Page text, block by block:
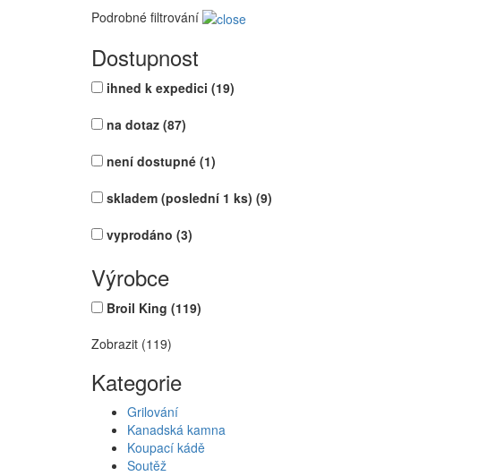
Podrobné filtrování
Dostupnost
ihned k expedici (19)
na dotaz (87)
není dostupné (1)
skladem (poslední 1 ks) (9)
vyprodáno (3)
Výrobce
Broil King (119)
Zobrazit (119)
Kategorie
Grilování
Kanadská kamna
Koupací kádě
Soutěž